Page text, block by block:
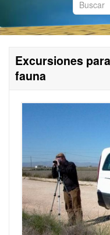
Excursiones
fauna
Su Nombre
Su email